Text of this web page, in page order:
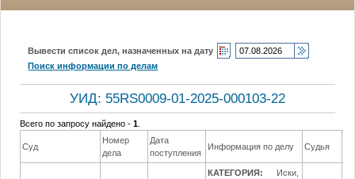
Вывести список дел, назначенных на дату
Поиск информации по делам
УИД: 55RS0009-01-2025-000103-22
Всего по запросу найдено -1
Суд
Номер
дела
Дата
поступления
Информация по делу Судья
КАТЕГОРИЯ:
Иски,